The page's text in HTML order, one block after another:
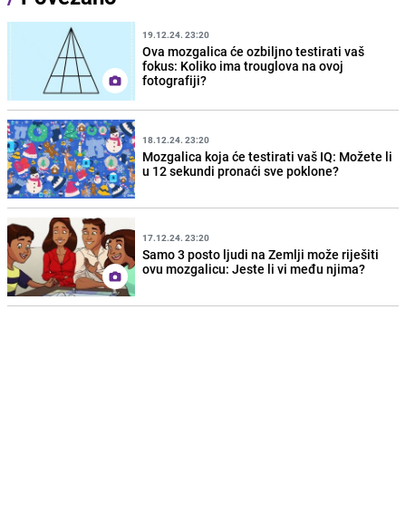
19.12.24. 23:20
Ova mozgalica će ozbiljno testirati vaš
fokus: Koliko ima trouglova na ovoj
fotografiji?
18.12.24. 23:20
Mozgalica koja će testirati vaš IQ: Možete li
u 12 sekundi pronaći sve poklone?
17.12.24. 23:20
Samo 3 posto ljudi na Zemlji može riješiti
ovu mozgalicu: Jeste li vi među njima?